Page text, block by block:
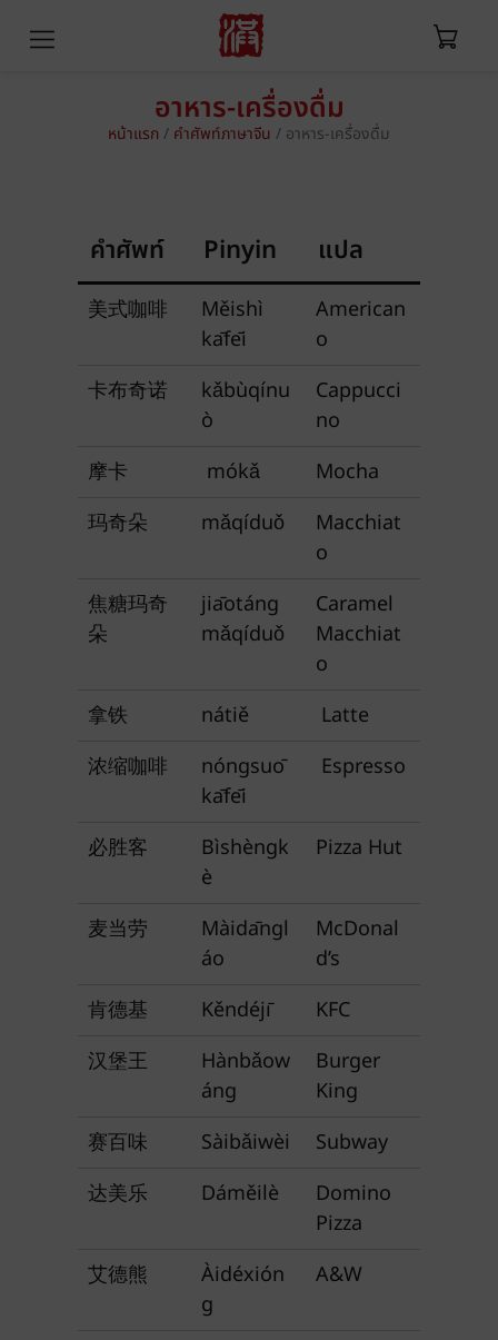
อาหาร-เครื่องดื่ม
หน้าแรก / คำศัพท์ภาษาจีน / อาหาร-เครื่องดื่ม
คำศัพท์ Pinyin แปล
美式咖啡
Měishì
kāfēi
American
o
卡布奇诺
kǎbùqínu
ò
Cappucci
no
摩卡
mókǎ
Mocha
玛奇朵
mǎqíduǒ
Macchiat
o
焦糖玛奇
朵
jiāotáng
mǎqíduǒ
Caramel
Macchiat
o
拿铁
nátiě
Latte
浓缩咖啡
nóngsuō
kāfēi
Espresso
必胜客
Bìshèngk
è
Pizza Hut
麦当劳
Màidāngl
áo
McDonal
d’s
肯德基
Kěndéjī
KFC
汉堡王
Hànbǎow
áng
Burger
King
赛百味
Sàibǎiwèi
Subway
达美乐
Dáměilè
Domino
Pizza
艾德熊
Àidéxión
g
A&W